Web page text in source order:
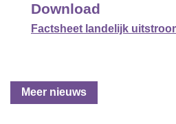
Download
Factsheet landelijk
Meer nieuws